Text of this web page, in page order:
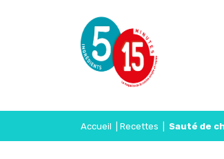
Accueil Recettes Sauté de